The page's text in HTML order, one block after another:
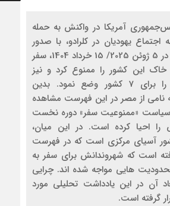
آمریکا در واکنش به حمله
یهودیان در کلرادو، با صدور
یک فرمان اجرایی در 5 ژوئن 2025/ 15 خرداد 1404، سفر
به خاک این کشور را ممنوع کرد و نیز
محدودیت هایی را برای 7 کشور وضع نمود. بدین
نامی از مصر در این فهرست مشاهده
«ممنوعیت سفر» دوره نخست
احیا کرده است. در این میان،
آسیای مرکزی است که در فهرست
است که شهروندانش برای سفر به
هایی مواجه شده اند. چرایی
آن در این یادداشت تحلیلی مورد
گرفته است.